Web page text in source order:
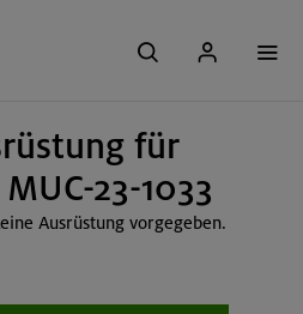
für
23-1033
Ausrüstung vorgegeben.